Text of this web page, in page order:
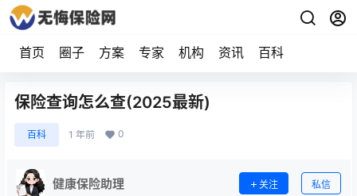
首页 圈子 方案 专家 机构 资讯 百科
保险查询怎么查(2025最新)
百科 1 年前 0
健康保险助理 关注 私信